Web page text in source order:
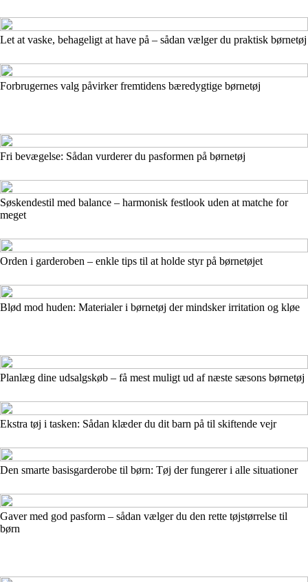
Let at vaske, behageligt at have på – sådan vælger du praktisk børnetøj
Forbrugernes valg påvirker fremtidens bæredygtige børnetøj
Fri bevægelse: Sådan vurderer du pasformen på børnetøj
Søskendestil med balance – harmonisk festlook uden at matche for
meget
Orden i garderoben – enkle tips til at holde styr på børnetøjet
Blød mod huden: Materialer i børnetøj der mindsker irritation og kløe
Planlæg dine udsalgskøb – få mest muligt ud af næste sæsons børnetøj
Ekstra tøj i tasken: Sådan klæder du dit barn på til skiftende vejr
Den smarte basisgarderobe til børn: Tøj der fungerer i alle situationer
Gaver med god pasform – sådan vælger du den rette tøjstørrelse til
børn